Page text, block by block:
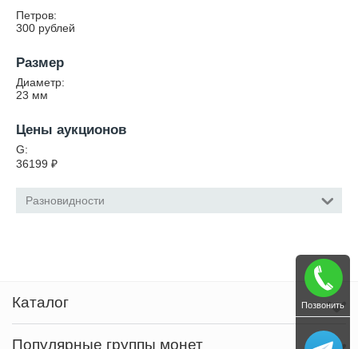
Петров:
300 рублей
Размер
Диаметр:
23 мм
Цены аукционов
G:
36199 ₽
Разновидности
Каталог
Популярные группы монет
Позвонить